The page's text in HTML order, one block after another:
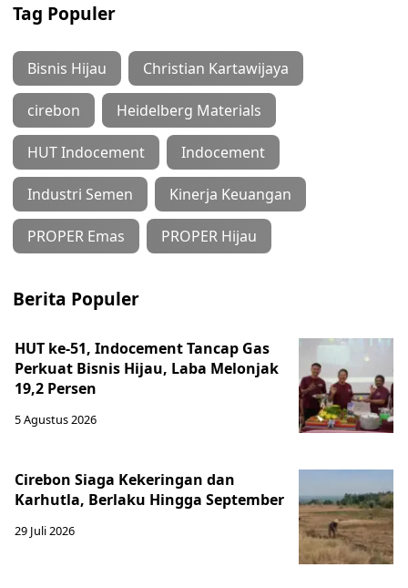
Tag Populer
Bisnis Hijau Christian Kartawijaya
cirebon Heidelberg Materials
HUT Indocement Indocement
Industri Semen Kinerja Keuangan
PROPER Emas PROPER Hijau
Berita Populer
HUT ke-51, Indocement Tancap Gas
Perkuat Bisnis Hijau, Laba Melonjak
19,2 Persen
5 Agustus 2026
Cirebon Siaga Kekeringan dan
Karhutla, Berlaku Hingga September
29 Juli 2026